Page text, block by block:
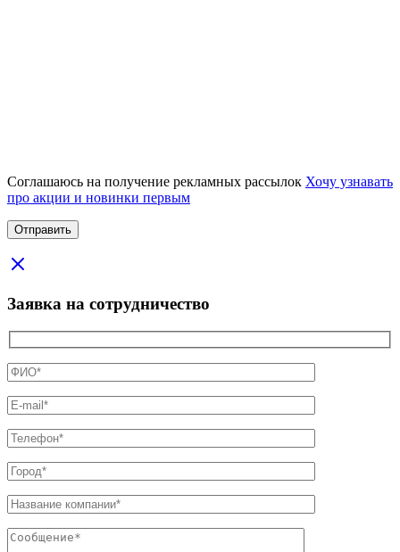
Соглашаюсь на получение рекламных рассылок Хочу узнавать
про акции и новинки первым
Заявка на сотрудничество